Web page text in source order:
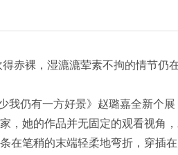
赤裸，湿漉漉荤素不拘的情节仍
仍有一方好景》赵璐嘉全新个
，她的作品并无固定的观看视角
笔稍的末端轻柔地弯折，穿插